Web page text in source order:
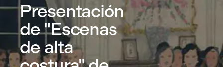
Presentación
de "Escenas
de alta